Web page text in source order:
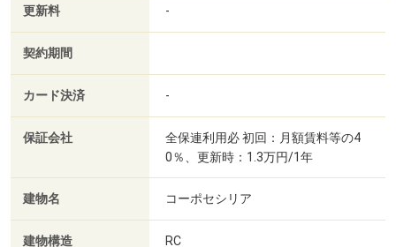
更新料 -
契約期間
カード決済 -
保証会社
全保連利用必 初回：月額賃料等の4
0％、更新時：1.3万円/1年
建物名 コーポセシリア
建物構造 RC